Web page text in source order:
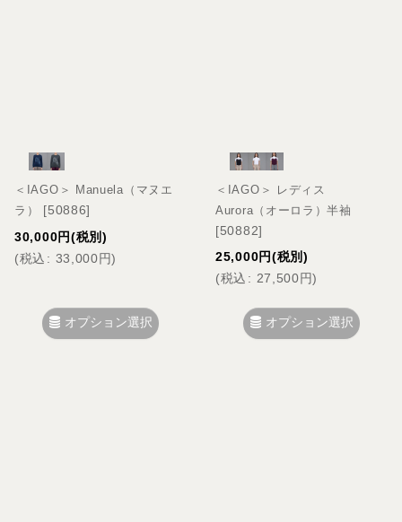
＜IAGO＞ Manuela（マヌエ
ラ）
[50886]
30,000円(税別)
(税込 : 33,000円)
オプション選択
＜IAGO＞ レディス
Aurora（オーロラ）半袖
[50882]
25,000円(税別)
(税込 : 27,500円)
オプション選択